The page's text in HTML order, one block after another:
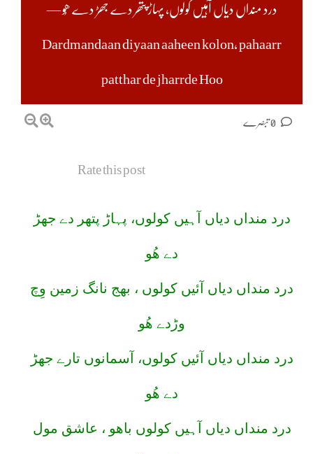
درد منداں دیاں آہیں کولوں، پہاڑ پتھر دے جھڑ دے ھُو —
Dardmandaan diyaan aaheen kolon, pahaarr
patthar de jharrde Hoo
Rate this post
درد منداں دیاں آہیں کولوں، پہاڑ پتھر دے جھڑ
دے ھُو
درد منداں دیاں آئیں کولوں ، بھج نانگ زمین وِچ
وڑدے ھُو
درد منداں دیاں آئیں کولوں، آسمانوں تارے جھڑ
دے ھُو
درد منداں دیاں آہیں کولوں باھو ، عاشق مول